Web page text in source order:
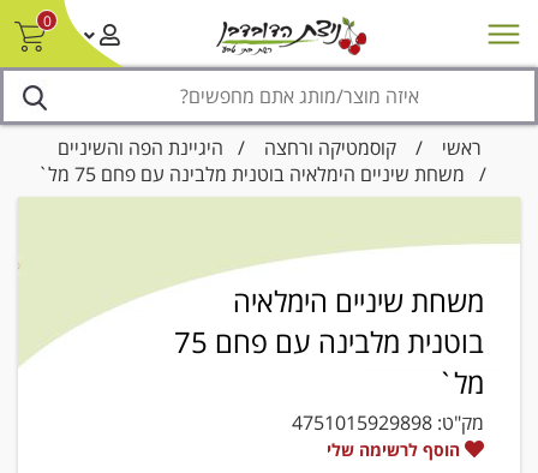
0
מבצעים סניפים צור קשר/ביטול הזמנה
ראשי /קוסמטיקה ורחצה / היגיינת הפה והשיניים
/ משחת שיניים הימלאיה בוטנית מלבינה עם פחם 75 מל`
משחת שיניים הימלאיה
בוטנית מלבינה עם פחם 75
מל`
מק"ט: 4751015929898
הוסף לרשימה שלי